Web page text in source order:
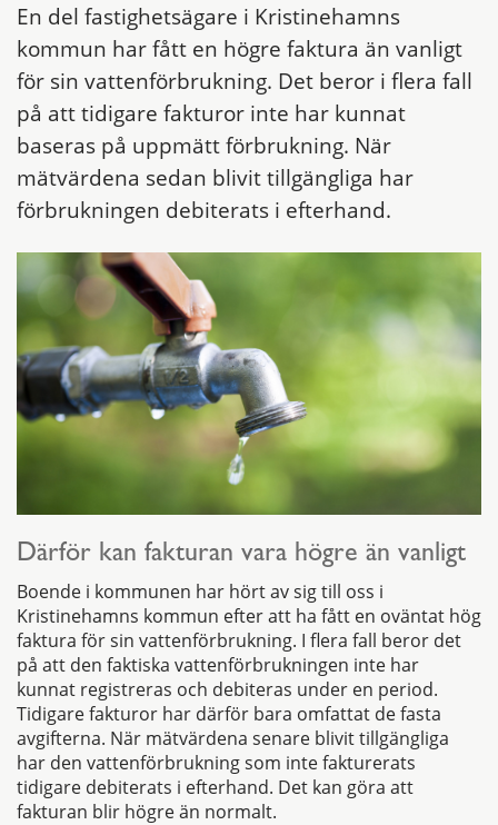
En del fastighetsägare i Kristinehamns
kommun har fått en högre faktura än vanligt
för sin vattenförbrukning. Det beror i flera fall
på att tidigare fakturor inte har kunnat
baseras på uppmätt förbrukning. När
mätvärdena sedan blivit tillgängliga har
förbrukningen debiterats i efterhand.
Därför kan fakturan vara högre än vanligt
Boende i kommunen har hört av sig till oss i
Kristinehamns kommun efter att ha fått en oväntat hög
faktura för sin vattenförbrukning. I flera fall beror det
på att den faktiska vattenförbrukningen inte har
kunnat registreras och debiteras under en period.
Tidigare fakturor har därför bara omfattat de fasta
avgifterna. När mätvärdena senare blivit tillgängliga
har den vattenförbrukning som inte fakturerats
tidigare debiterats i efterhand. Det kan göra att
fakturan blir högre än normalt.